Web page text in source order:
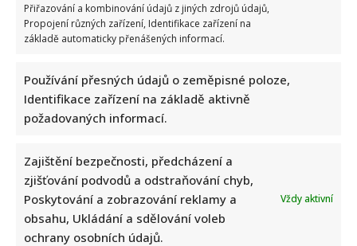
Přiřazování a kombinování údajů z jiných zdrojů údajů,
Propojení různých zařízení, Identifikace zařízení na
základě automaticky přenášených informací.
Používání přesných údajů o zeměpisné poloze,
Identifikace zařízení na základě aktivně
požadovaných informací.
Zajištění bezpečnosti, předcházení a
zjišťování podvodů a odstraňování chyb,
Poskytování a zobrazování reklamy a
obsahu, Ukládání a sdělování voleb
ochrany osobních údajů.
Vždy aktivní
Petr Fiala sdílel video s delfíny, kvůli kterému je terčem
posměchu: Mnozí ho považují za bizár